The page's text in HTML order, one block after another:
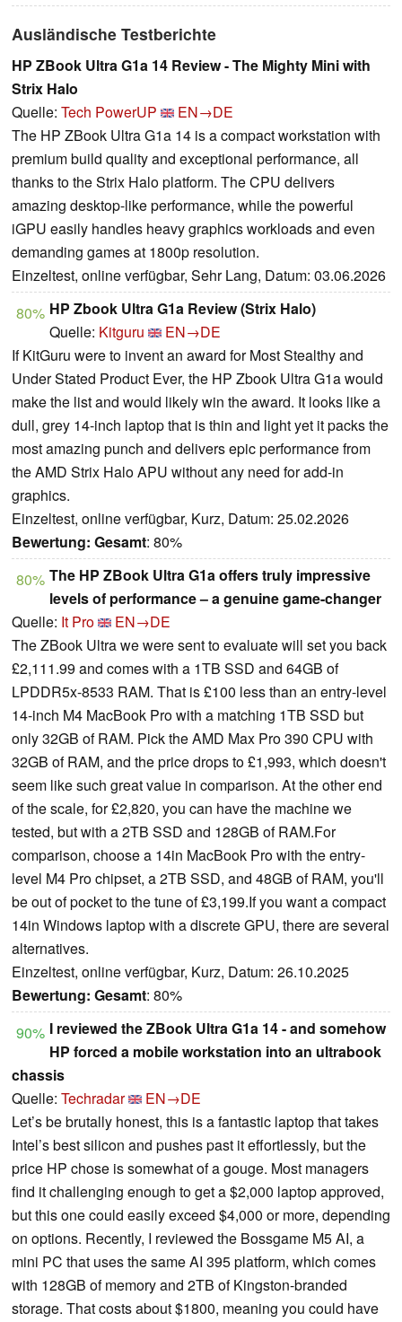
Ausländische Testberichte
HP ZBook Ultra G1a 14 Review - The Mighty Mini with
Strix Halo
Quelle: Tech PowerUP
EN→DE
The HP ZBook Ultra G1a 14 is a compact workstation with
premium build quality and exceptional performance, all
thanks to the Strix Halo platform. The CPU delivers
amazing desktop-like performance, while the powerful
iGPU easily handles heavy graphics workloads and even
demanding games at 1800p resolution.
Einzeltest, online verfügbar, Sehr Lang, Datum: 03.06.2026
80% HP Zbook Ultra G1a Review (Strix Halo)
Quelle: Kitguru
EN→DE
If KitGuru were to invent an award for Most Stealthy and
Under Stated Product Ever, the HP Zbook Ultra G1a would
make the list and would likely win the award. It looks like a
dull, grey 14-inch laptop that is thin and light yet it packs the
most amazing punch and delivers epic performance from
the AMD Strix Halo APU without any need for add-in
graphics.
Einzeltest, online verfügbar, Kurz, Datum: 25.02.2026
Bewertung: Gesamt: 80%
80% The HP ZBook Ultra G1a offers truly impressive
levels of performance – a genuine game-changer
Quelle: It Pro
EN→DE
The ZBook Ultra we were sent to evaluate will set you back
£2,111.99 and comes with a 1TB SSD and 64GB of
LPDDR5x-8533 RAM. That is £100 less than an entry-level
14-inch M4 MacBook Pro with a matching 1TB SSD but
only 32GB of RAM. Pick the AMD Max Pro 390 CPU with
32GB of RAM, and the price drops to £1,993, which doesn't
seem like such great value in comparison. At the other end
of the scale, for £2,820, you can have the machine we
tested, but with a 2TB SSD and 128GB of RAM.For
comparison, choose a 14in MacBook Pro with the entry-
level M4 Pro chipset, a 2TB SSD, and 48GB of RAM, you'll
be out of pocket to the tune of £3,199.If you want a compact
14in Windows laptop with a discrete GPU, there are several
alternatives.
Einzeltest, online verfügbar, Kurz, Datum: 26.10.2025
Bewertung: Gesamt: 80%
90% I reviewed the ZBook Ultra G1a 14 - and somehow
HP forced a mobile workstation into an ultrabook
chassis
Quelle: Techradar
EN→DE
Let’s be brutally honest, this is a fantastic laptop that takes
Intel’s best silicon and pushes past it effortlessly, but the
price HP chose is somewhat of a gouge. Most managers
find it challenging enough to get a $2,000 laptop approved,
but this one could easily exceed $4,000 or more, depending
on options. Recently, I reviewed the Bossgame M5 AI, a
mini PC that uses the same AI 395 platform, which comes
with 128GB of memory and 2TB of Kingston-branded
storage. That costs about $1800, meaning you could have